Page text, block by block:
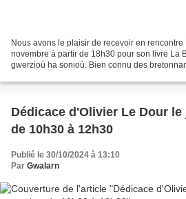
Nous avons le plaisir de recevoir en
novembre à partir de 18h30 pour son livre La
gwerzioù ha sonioù. Bien connu des
Dédicace d'Olivier Le Dour
de 10h30 à 12h30
Publié le 30/10/2024 à 13:10
Par Gwalarn